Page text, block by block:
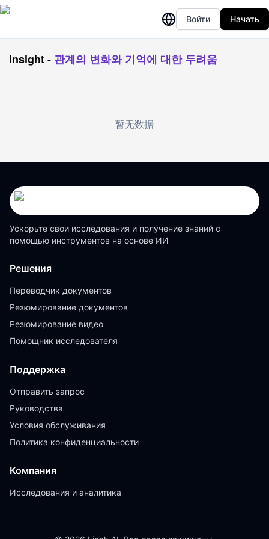
Войти Начать
Insight- 관계의 변화와 기억에 대한 두려움
暂无数据
Ускорьте свои исследования и получение знаний с
помощью инструментов на основе ИИ
Решения
Переводчик документов
Резюмирование документов
Резюмирование видео
Помощник исследователя
Поддержка
Отправить запрос
Руководства
Условия обслуживания
Политика конфиденциальности
Компания
Исследования и аналитика